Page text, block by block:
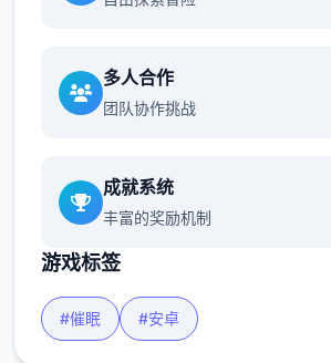
多人合作
团队协作挑战
成就系统
丰富的奖励机制
游戏标签
#催眠 #安卓